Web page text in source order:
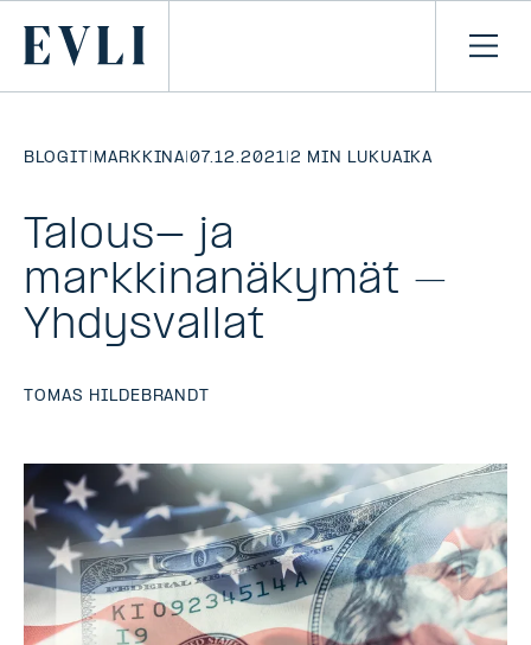
Primary
Avaa
BLOGIT | MARKKINA|07.12.2021|2 MIN LUKUAIKA
Talous- ja
markkinanäkymät –
Yhdysvallat
TOMAS HILDEBRANDT